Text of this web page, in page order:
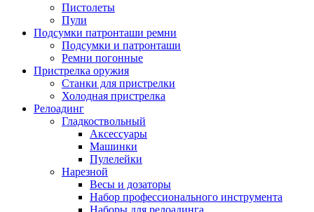
Пистолеты
Пули
Подсумки патронташи ремни
Подсумки и патронташи
Ремни погонные
Пристрелка оружия
Станки для пристрелки
Холодная пристрелка
Релоадинг
Гладкоствольный
Аксессуары
Машинки
Пулелейки
Нарезной
Весы и дозаторы
Набор профессионального инструмента
Наборы для релоадинга